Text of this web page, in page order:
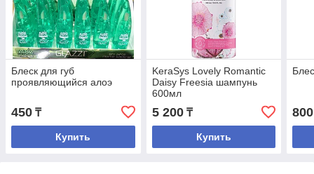
Блеск для губ
проявляющийся алоэ
450 ₸
Купить
KeraSys Lovely Romantic
Daisy Freesia шампунь
600мл
5 200₸
Купить
800